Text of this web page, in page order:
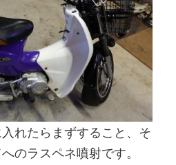
れたらまずすること、そ
のラスペネ噴射です。